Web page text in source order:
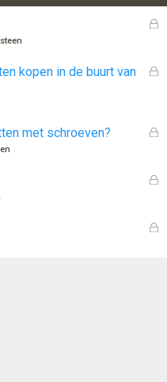
G
G
o
kopen in de buurt van
G
n
met schroeven?
G
G